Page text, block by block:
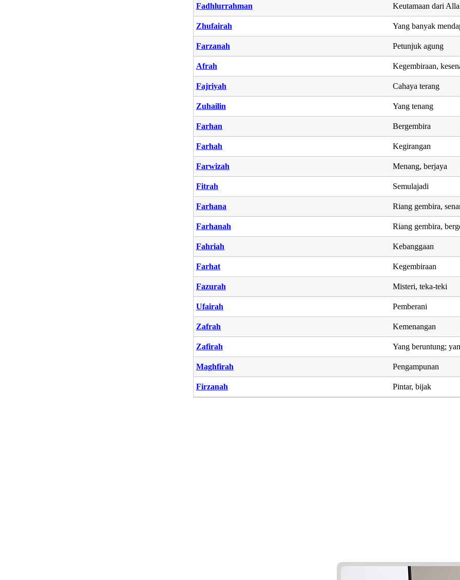
Fadhlurrahman Keutamaan dari
Zhufairah Yang banyak
Farzanah Petunjuk agung
Afrah Kegembiraan,
Fajriyah Cahaya terang
Zuhailin Yang tenang
Farhan Bergembira
Farhah Kegirangan
Farwizah Menang, berjaya
Fitrah Semulajadi
Farhana Riang gembira,
Farhanah Riang gembira,
Fahriah Kebanggaan
Farhat Kegembiraan
Fazurah Misteri, teka-teki
Ufairah Pemberani
Zafrah Kemenangan
Zafirah Yang beruntung;
Maghfirah Pengampunan
Firzanah Pintar, bijak